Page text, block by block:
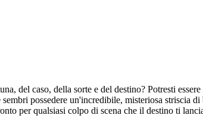
del caso, della sorte e del destino? Potresti
possedere un'incredibile, misteriosa striscia
per qualsiasi colpo di scena che il destino ti